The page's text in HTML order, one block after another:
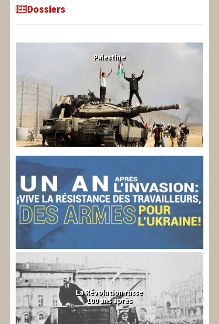
Dossiers
Palestine
La Révolution russe
100 ans après